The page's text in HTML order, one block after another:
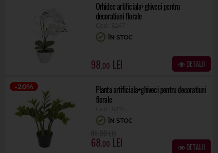
Orhidee artificiala+ghiveci pentru
decoratiuni florale
8247
ÎN STOC
98.00 DETALII
-20%
Planta artificiala+ghiveci pentru decoratiuni
florale
8215
ÎN STOC
68.00 DETALII